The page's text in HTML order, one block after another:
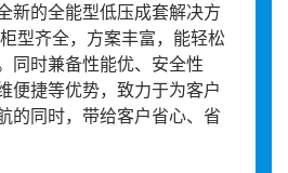
新的全能型低压成套解决方
型齐全，方案丰富，能轻松
同时兼备性能优、安全性
便捷等优势，致力于为客户
的同时，带给客户省心、省